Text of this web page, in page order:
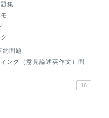
集
約問題
ング（意見論述英作文）問
16